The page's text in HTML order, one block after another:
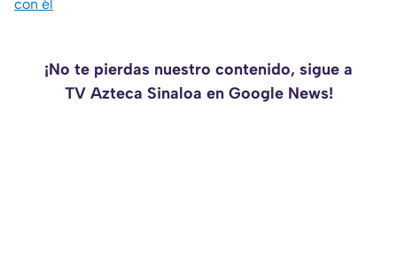
con él
¡No te pierdas nuestro contenido, sigue a
TV Azteca Sinaloa en Google News!